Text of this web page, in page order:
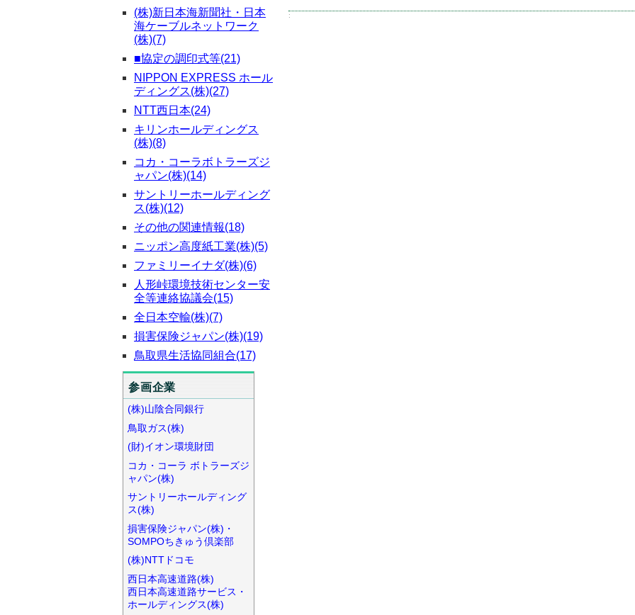
(株)新日本海新聞社・日本
海ケーブルネットワーク
(株)(7)
■協定の調印式等(21)
NIPPON EXPRESS ホール
ディングス(株)(27)
NTT西日本(24)
キリンホールディングス
(株)(8)
コカ・コーラボトラーズジ
ャパン(株)(14)
サントリーホールディング
ス(株)(12)
その他の関連情報(18)
ニッポン高度紙工業(株)(5)
ファミリーイナダ(株)(6)
人形峠環境技術センター安
全等連絡協議会(15)
全日本空輸(株)(7)
損害保険ジャパン(株)(19)
鳥取県生活協同組合(17)
参画企業
(株)山陰合同銀行
鳥取ガス(株)
(財)イオン環境財団
コカ・コーラ ボトラーズジ
ャパン(株)
サントリーホールディング
ス(株)
損害保険ジャパン(株)・
SOMPOちきゅう倶楽部
(株)NTTドコモ
西日本高速道路(株)
西日本高速道路サービス・
ホールディングス(株)
: